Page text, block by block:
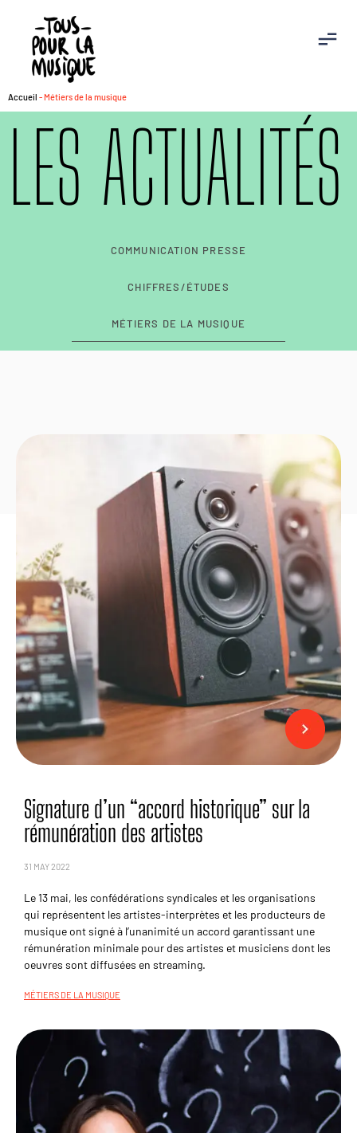
Accueil - Métiers de la musique
LES ACTUALITÉS
COMMUNICATION PRESSE
CHIFFRES/ÉTUDES
MÉTIERS DE LA MUSIQUE
Signature d’un “accord historique” sur la
rémunération des artistes
31 MAY 2022
Le 13 mai, les confédérations syndicales et les organisations
qui représentent les artistes-interprètes et les producteurs de
musique ont signé à l’unanimité un accord garantissant une
rémunération minimale pour des artistes et musiciens dont les
oeuvres sont diffusées en streaming.
MÉTIERS DE LA MUSIQUE